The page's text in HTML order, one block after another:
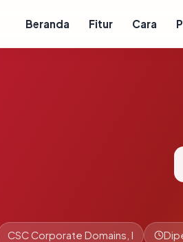
Beranda Fitur Cara
CSC Corporate Domains, I